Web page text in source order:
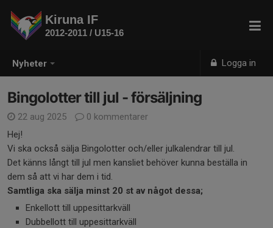
Nyheter Logga in
Kiruna IF
2012-2011 / U15-16
Bingolotter till jul - försäljning
22 aug 2025
0 kommentarer
Hej!
Vi ska också sälja Bingolotter och/eller julkalendrar till jul.
Det känns långt till jul men kansliet behöver kunna beställa in
dem så att vi har dem i tid.
Samtliga ska sälja minst 20 st av något dessa;
Enkellott till uppesittarkväll
Dubbellott till uppesittarkväll